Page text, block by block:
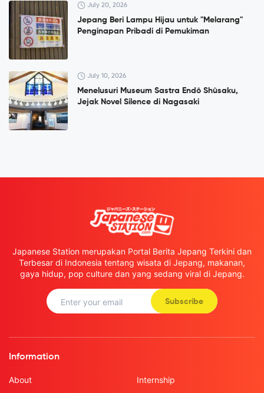
July 20, 2026
Jepang Beri Lampu Hijau untuk "Melarang"
Penginapan Pribadi di Pemukiman
July 10, 2026
Menelusuri Museum Sastra Endō Shūsaku,
Jejak Novel Silence di Nagasaki
Japanese Station merupakan Portal Berita Jepang Terkini dan
Terbesar di Indonesia tentang wisata di Jepang, makanan,
gaya hidup, pop culture dan yang sedang viral di Jepang.
Subscribe
Information
About
Internship